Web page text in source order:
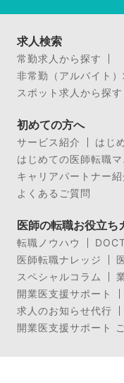
求人検索
常勤求人から探す
非常勤（アルバイト
スポット求人から探す
初めての方へ
サービス紹介
はじ
はじめての医師転職
キャリアパートナー紹
よくあるご質問
医師の転職お役立ち
転職ノウハウ
医師転職ナレッジ
スペシャルコラム
開業医支援サポート
求人のお知らせ代行
開業医支援サポート